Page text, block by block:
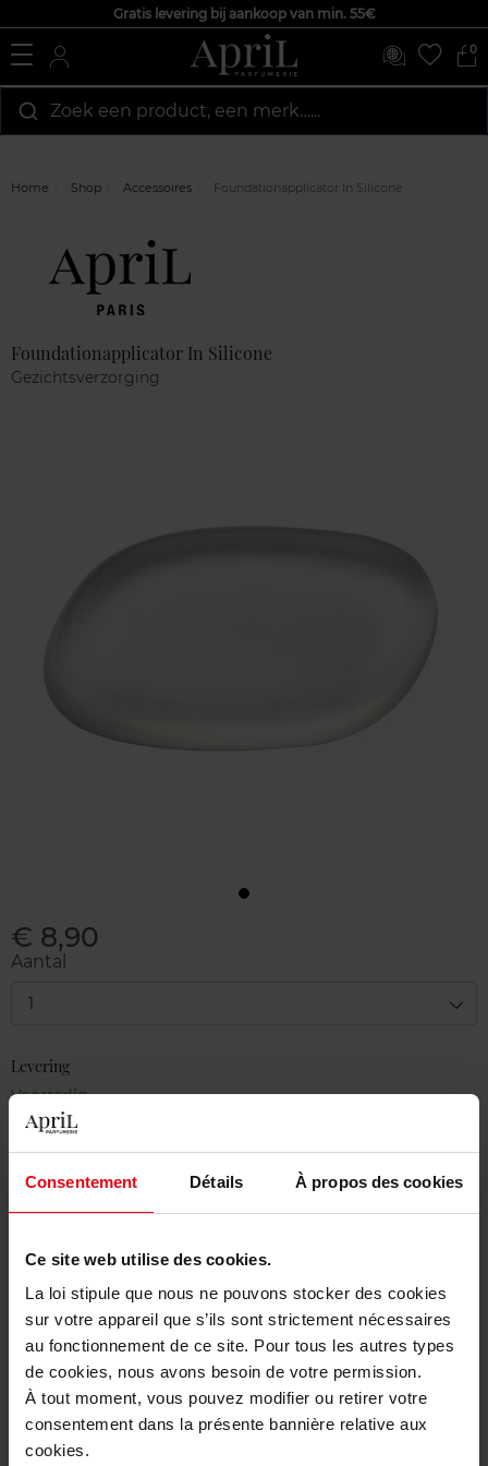
Consentement Détails À propos des cookies
Ce site web utilise des cookies.
La loi stipule que nous ne pouvons stocker des cookies
sur votre appareil que s’ils sont strictement nécessaires
au fonctionnement de ce site. Pour tous les autres types
de cookies, nous avons besoin de votre permission.
À tout moment, vous pouvez modifier ou retirer votre
consentement dans la présente bannière relative aux
cookies.
Gratis levering bij aankoop van min. 55€
0
Zoek een product, een merk…...
Home Shop Accessoires Foundationapplicator In Silicone
Foundationapplicator In Silicone
Gezichtsverzorging
€ 8,90
Aantal
1
Levering
Voorradig
Beschrijving